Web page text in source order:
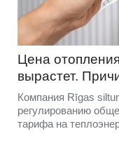
Цена
вырастет.
Компания Rīgas
регулированию
тарифа на